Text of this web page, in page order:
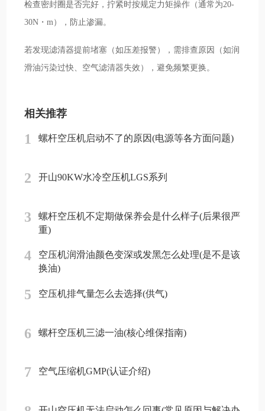
检查密封圈是否完好，拧紧时按规定力矩操作（通常为20-
30N・m），防止渗漏。
若发现滤清器提前堵塞（如压差报警），需排查原因（如润
滑油污染过快、空气滤清器失效），避免频繁更换。
相关推荐
1 螺杆空压机启动不了的原因(电源等各方面问题)
2 开山90KW水冷空压机LGS系列
3
螺杆空压机不定期做保养会是什么样子(后果很严
重)
4
空压机润滑油颜色变深或发黑怎么处理(是不是该
换油)
5 空压机排气量怎么去选择(供气)
6 螺杆空压机三滤一油(核心维保指南)
7 空气压缩机GMP(认证介绍)